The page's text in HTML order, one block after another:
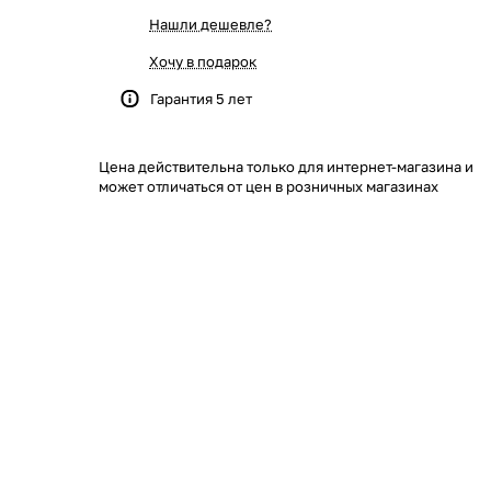
Нашли дешевле?
Хочу в подарок
Гарантия 5 лет
Цена действительна только для интернет-магазина и
может отличаться от цен в розничных магазинах